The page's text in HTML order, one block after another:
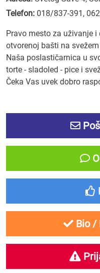
Telefon: 018/837-391 ,
Pravo mesto za uživanje
otvorenoj bašti na
Naša poslastičarnica u
torte - sladoled - pice i
Čeka Vas uvek dobro
Bio /